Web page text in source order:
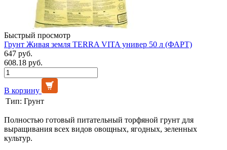
Быстрый просмотр
Грунт Живая земля TERRA VITA универ 50 л (ФАРТ)
647 руб.
608.18 руб.
В корзину
Тип: Грунт
Полностью готовый питательный торфяной грунт для
выращивания всех видов овощных, ягодных, зеленных
культур.